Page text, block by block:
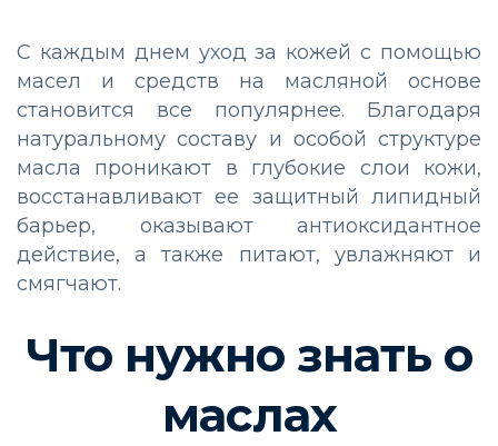
С каждым днем уход за кожей с помощью
масел и средств на масляной основе
становится все популярнее. Благодаря
натуральному составу и особой структуре
масла проникают в глубокие слои кожи,
восстанавливают ее защитный липидный
барьер, оказывают антиоксидантное
действие, а также питают, увлажняют и
смягчают.
Что нужно знать о
маслах